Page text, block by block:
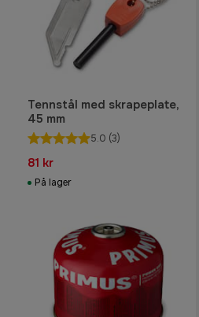
Tennstål med skrapeplate,
45 mm
5.0 (3)
81 kr
På lager